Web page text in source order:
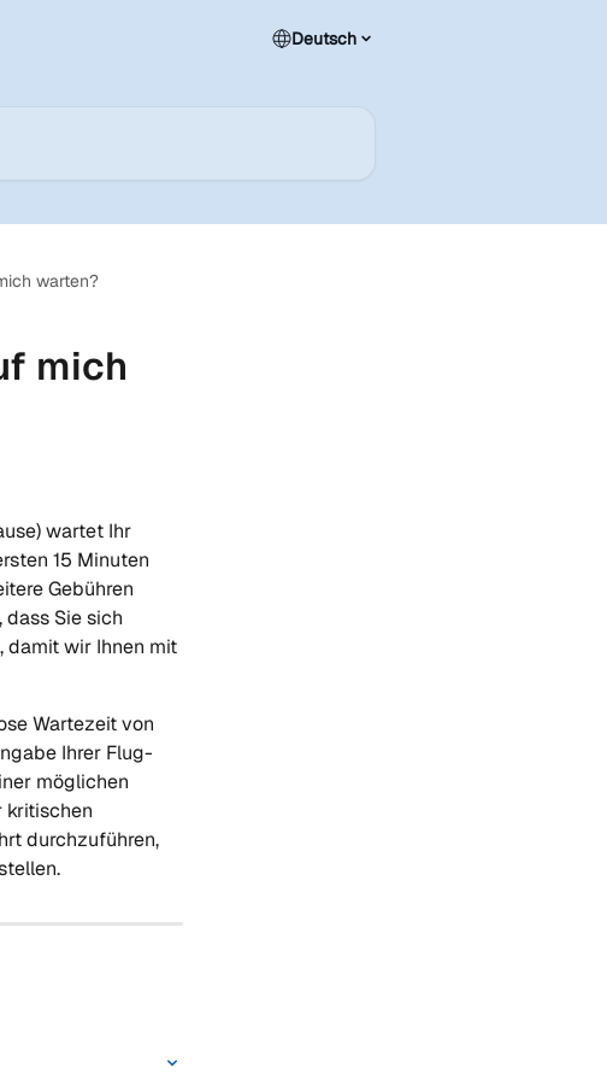
Deutsch
warten?
mich
wartet Ihr
15 Minuten
Gebühren
Sie sich
damit wir Ihnen mit
Wartezeit von
Ihrer Flug-
möglichen
kritischen
durchzuführen,